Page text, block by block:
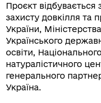
Проєкт відбувається
захисту довкілля та
України,
Українського
освіти,
натуралістичного
генерального
Україна.